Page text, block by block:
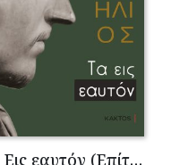
Τα Εις εαυτόν (Επίτομο) – Μάρκος Αυρήλιος